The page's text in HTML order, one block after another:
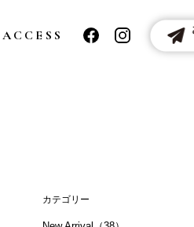
ACCESS
カテゴリー